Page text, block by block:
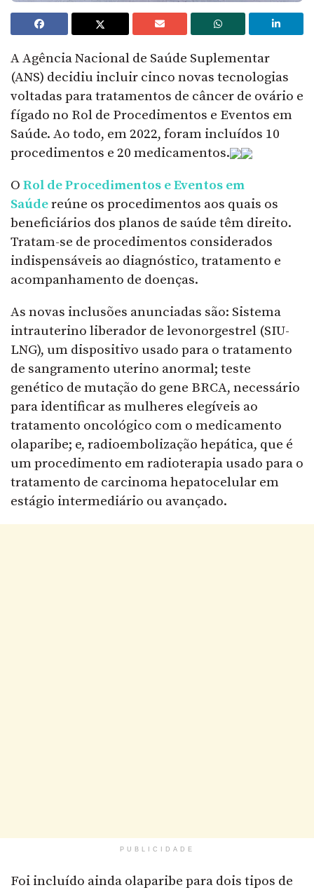
A Agência Nacional de Saúde Suplementar
(ANS) decidiu incluir cinco novas tecnologias
voltadas para tratamentos de câncer de ovário e
fígado no Rol de Procedimentos e Eventos em
Saúde. Ao todo, em 2022, foram incluídos 10
procedimentos e 20 medicamentos.
O Rol de Procedimentos e Eventos em
Saúdereúne os procedimentos aos quais os
beneficiários dos planos de saúde têm direito.
Tratam-se de procedimentos considerados
indispensáveis ao diagnóstico, tratamento e
acompanhamento de doenças.
As novas inclusões anunciadas são: Sistema
intrauterino liberador de levonorgestrel (SIU-
LNG), um dispositivo usado para o tratamento
de sangramento uterino anormal; teste
genético de mutação do gene BRCA, necessário
para identificar as mulheres elegíveis ao
tratamento oncológico com o medicamento
olaparibe; e, radioembolização hepática, que é
um procedimento em radioterapia usado para o
tratamento de carcinoma hepatocelular em
estágio intermediário ou avançado.
PUBLICIDADE
Foi incluído ainda olaparibe para dois tipos de